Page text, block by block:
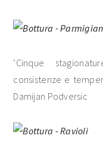
‘Cinque
consistenze e
Damijan Podversic